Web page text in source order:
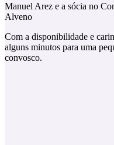
Manuel Arez e a sócia no
Alveno
Com a disponibilidade e
alguns minutos para uma
convosco.